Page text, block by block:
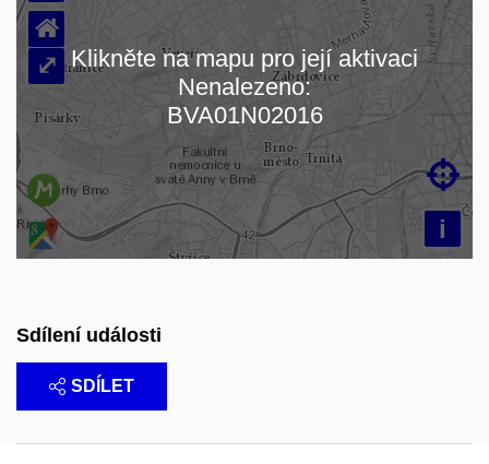
Načítám mapu…
i

⌂
⤢ Klikněte na mapu pro její aktivaci
Nenalezeno:
BVA01N02016
Sdílení události
SDÍLET